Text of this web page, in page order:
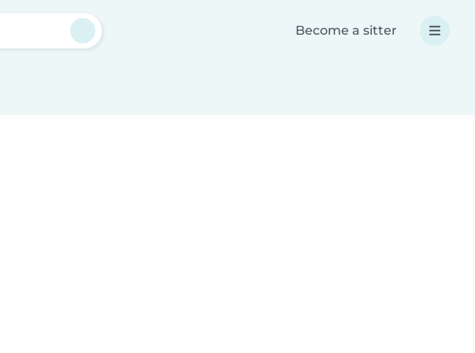
Become a sitter